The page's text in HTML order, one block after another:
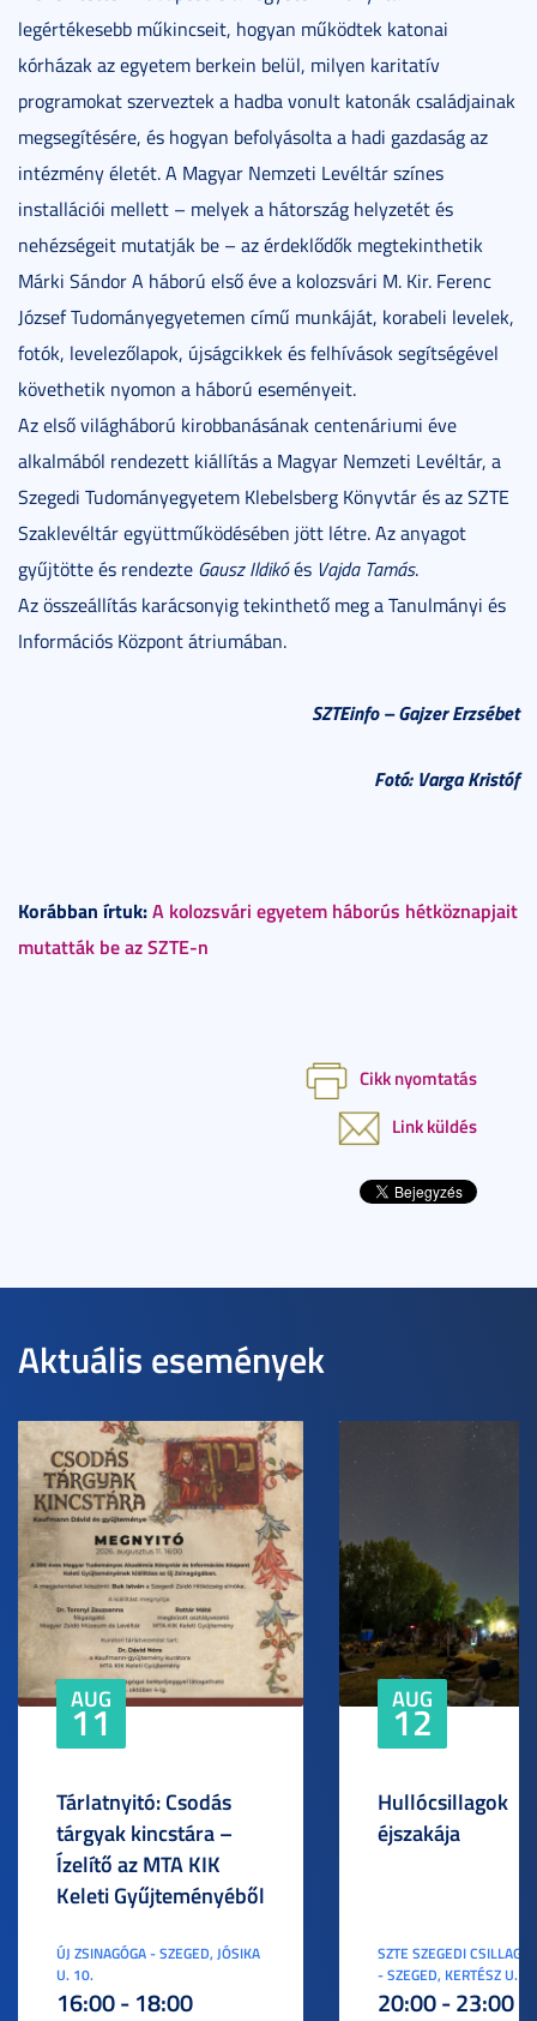
legértékesebb műkincseit, hogyan működtek katonai
kórházak az egyetem berkein belül, milyen karitatív
programokat szerveztek a hadba vonult katonák családjainak
megsegítésére, és hogyan befolyásolta a hadi gazdaság az
intézmény életét. A Magyar Nemzeti Levéltár színes
installációi mellett – melyek a hátország helyzetét és
nehézségeit mutatják be – az érdeklődők megtekinthetik
Márki Sándor A háború első éve a kolozsvári M. Kir. Ferenc
József Tudományegyetemen című munkáját, korabeli levelek,
fotók, levelezőlapok, újságcikkek és felhívások segítségével
követhetik nyomon a háború eseményeit.
Az első világháború kirobbanásának centenáriumi éve
alkalmából rendezett kiállítás a Magyar Nemzeti Levéltár, a
Szegedi Tudományegyetem Klebelsberg Könyvtár és az SZTE
Szaklevéltár együttműködésében jött létre. Az anyagot
gyűjtötte és rendezte Gausz Ildikóés Vajda Tamás.
Az összeállítás karácsonyig tekinthető meg a Tanulmányi és
Információs Központ átriumában.
SZTEinfo – Gajzer Erzsébet
Fotó: Varga Kristóf
Korábban írtuk:A kolozsvári egyetem háborús hétköznapjait
mutatták be az SZTE-n
Cikk nyomtatás
Link küldés
Aktuális események
AUG
11
Tárlatnyitó: Csodás
tárgyak kincstára –
Ízelítő az MTA KIK
Keleti Gyűjteményéből
ÚJ ZSINAGÓGA - SZEGED, JÓSIKA
U. 10.
16:00 - 18:00
AUG
12
Hullócsillagok
éjszakája
SZTE SZEGEDI
- SZEGED, KERTÉSZ U. 3.
20:00 - 23:00